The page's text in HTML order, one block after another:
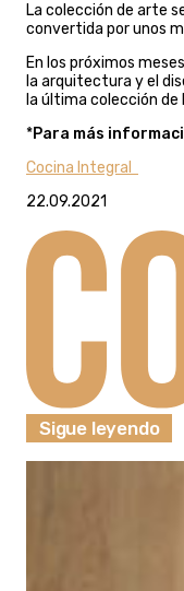
La colección de arte
convertida por unos
En los próximos
la arquitectura y el
la última colección de
*Para más
Cocina Integral
22.09.2021
Sigue leyendo